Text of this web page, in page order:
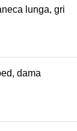
lunga, gri
dama